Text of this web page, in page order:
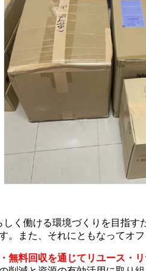
く働ける環境づくりを目指
また、それにともなってオ
無料回収を通じてリユース・